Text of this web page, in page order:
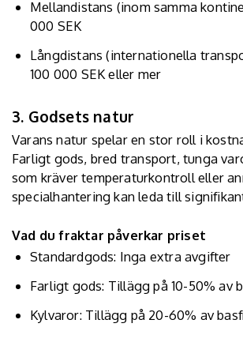
Mellandistans (inom samma
000 SEK
Långdistans (internationella
100 000 SEK eller mer
3. Godsets natur
Varans natur spelar en stor roll i
Farligt gods, bred transport, tunga
som kräver temperaturkontroll eller
specialhantering kan leda till
Vad du fraktar påverkar priset
Standardgods: Inga extra avgifter
Farligt gods: Tillägg på 10-50% av
Kylvaror: Tillägg på 20-60% av